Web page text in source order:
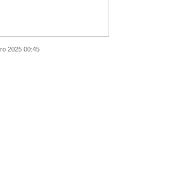
2025 00:45